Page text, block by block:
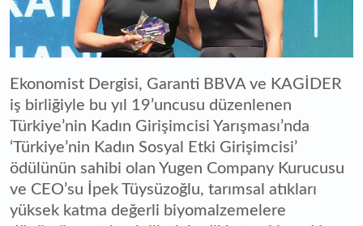
Ekonomist Dergisi, Garanti BBVA ve KAGİDER
iş birliğiyle bu yıl 19’uncusu düzenlenen
Türkiye’nin Kadın Girişimcisi Yarışması’nda
‘Türkiye’nin Kadın Sosyal Etki Girişimcisi’
ödülünün sahibi olan Yugen Company Kurucusu
ve CEO’su İpek Tüysüzoğlu, tarımsal atıkları
yüksek katma değerli biyomalzemelere